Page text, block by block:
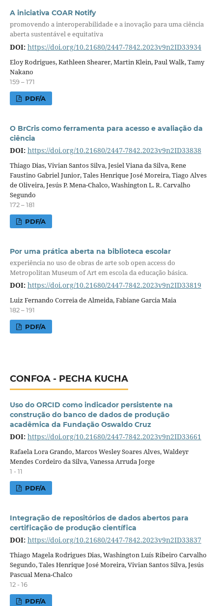
A iniciativa COAR Notify
promovendo a interoperabilidade e a inovação para uma ciência
aberta sustentável e equitativa
DOI: https://doi.org/10.21680/2447-7842.2023v9n2ID33934
Eloy Rodrigues, Kathleen Shearer, Martin Klein, Paul Walk, Tamy
Nakano
159 – 171
PDF/A
O BrCris como ferramenta para acesso e avaliação da
ciência
DOI: https://doi.org/10.21680/2447-7842.2023v9n2ID33838
Thiago Dias, Vivian Santos Silva, Jesiel Viana da Silva, Rene
Faustino Gabriel Junior, Tales Henrique José Moreira, Tiago Alves
de Oliveira, Jesús P. Mena-Chalco, Washington L. R. Carvalho
Segundo
172 – 181
PDF/A
Por uma prática aberta na biblioteca escolar
experiência no uso de obras de arte sob open access do
Metropolitan Museum of Art em escola da educação básica.
DOI: https://doi.org/10.21680/2447-7842.2023v9n2ID33819
Luiz Fernando Correia de Almeida, Fabiane Garcia Maia
182 – 191
PDF/A
CONFOA - PECHA KUCHA
Uso do ORCID como indicador persistente na
construção do banco de dados de produção
acadêmica da Fundação Oswaldo Cruz
DOI: https://doi.org/10.21680/2447-7842.2023v9n2ID33661
Rafaela Lora Grando, Marcos Wesley Soares Alves, Waldeyr
Mendes Cordeiro da Silva, Vanessa Arruda Jorge
1 - 11
PDF/A
Integração de repositórios de dados abertos para
certificação de produção científica
DOI: https://doi.org/10.21680/2447-7842.2023v9n2ID33837
Thiago Magela Rodrigues Dias, Washington Luís Ribeiro Carvalho
Segundo, Tales Henrique José Moreira, Vivian Santos Silva, Jesús
Pascual Mena-Chalco
12 - 16
PDF/A